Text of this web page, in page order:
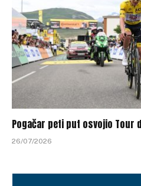
Pogačar peti put osvojio Tour
26/07/2026